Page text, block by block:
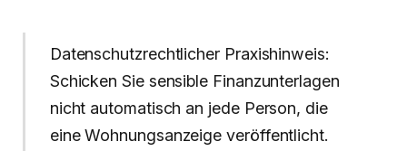
Datenschutzrechtlicher Praxishinweis:
Schicken Sie sensible Finanzunterlagen
nicht automatisch an jede Person, die
eine Wohnungsanzeige veröffentlicht.